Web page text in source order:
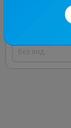
Новини/
Без вид..